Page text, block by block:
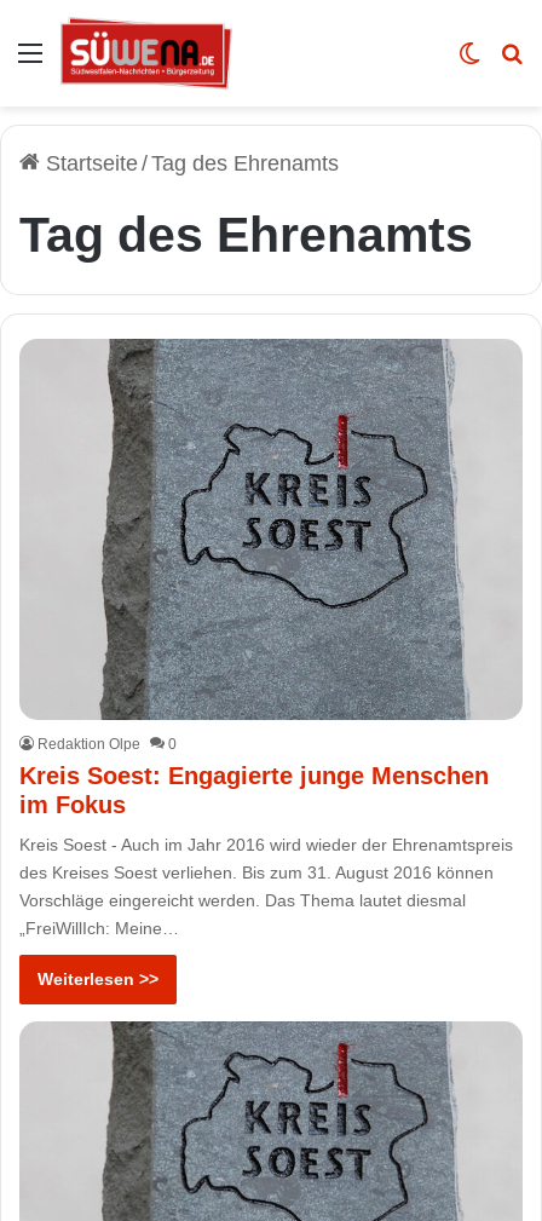
Auswahl Skin
Startseite/Tag des Ehrenamts
Tag des Ehrenamts
Redaktion Olpe 0
Kreis Soest: Engagierte junge Menschen
im Fokus
Kreis Soest - Auch im Jahr 2016 wird wieder der Ehrenamtspreis
des Kreises Soest verliehen. Bis zum 31. August 2016 können
Vorschläge eingereicht werden. Das Thema lautet diesmal
„FreiWillIch: Meine…
Weiterlesen >>